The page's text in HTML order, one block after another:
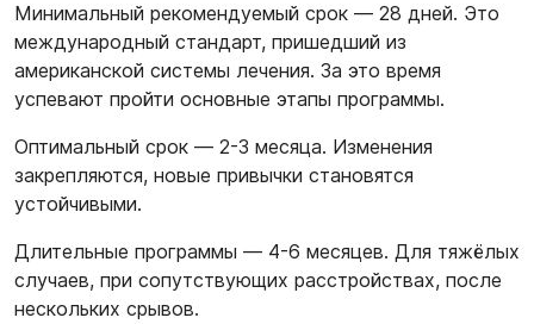
Минимальный рекомендуемый срок — 28 дней. Это
международный стандарт, пришедший из
американской системы лечения. За это время
успевают пройти основные этапы программы.
Оптимальный срок — 2-3 месяца. Изменения
закрепляются, новые привычки становятся
устойчивыми.
Длительные программы — 4-6 месяцев. Для тяжёлых
случаев, при сопутствующих расстройствах, после
нескольких срывов.